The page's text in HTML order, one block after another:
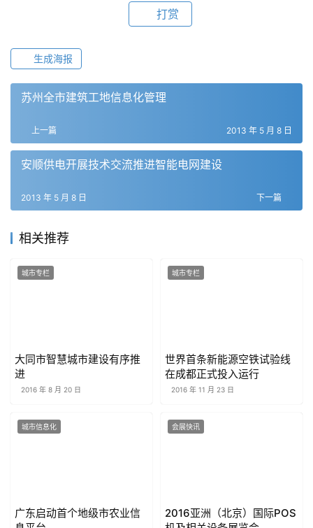
打赏
生成海报
苏州全市建筑工地信息化管理
上一篇 2013 年 5 月 8 日
安顺供电开展技术交流推进智能电网建设
下一篇
2013 年 5 月 8 日
相关推荐
城市专栏
大同市智慧城市建设有序推
进
2016 年 8 月 20 日
城市专栏
世界首条新能源空铁试验线
在成都正式投入运行
2016 年 11 月 23 日
城市信息化
广东启动首个地级市农业信
会展快讯
2016亚洲（北京）国际POS